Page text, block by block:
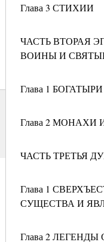
Глава 3 СТИХИИ
ЧАСТЬ ВТОРАЯ
ВОИНЫ И
Глава 1
Глава 2
ЧАСТЬ ТРЕТЬЯ
Глава 1
СУЩЕСТВА И
Глава 2